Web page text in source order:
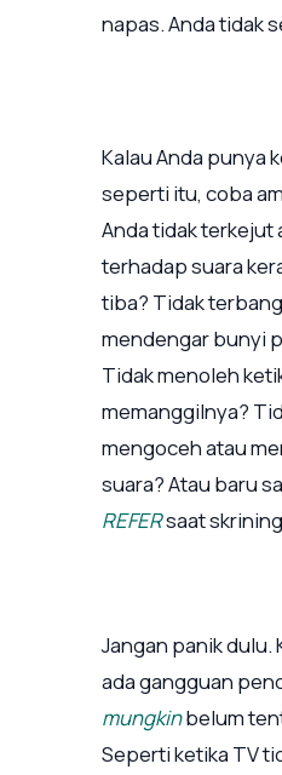
napas. Anda tidak
Kalau Anda punya
seperti itu, coba
Anda tidak terkejut
terhadap suara
tiba? Tidak
mendengar bunyi
Tidak menoleh
memanggilnya?
mengoceh atau
suara? Atau baru
REFERsaat skrining
Jangan panik dulu.
ada gangguan
mungkinbelum
Seperti ketika TV